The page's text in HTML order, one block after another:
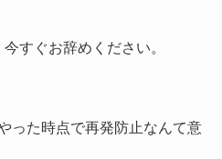
すぐお辞めください。
った時点で再発防止なんて意